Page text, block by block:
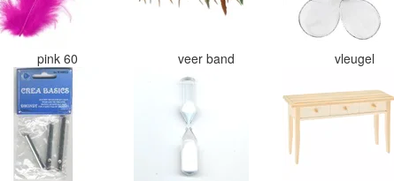
pink 60 veer band vleugel